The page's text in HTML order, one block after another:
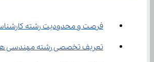
فرصت ‌و محدودیت رشته کارشناسی مهندسی هوانوردی و مراقبت پرواز
تعریف تخصصی رشته مهندسی